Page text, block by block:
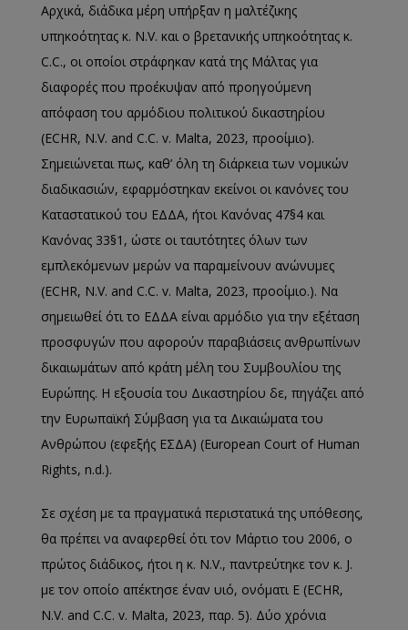
Αρχικά, διάδικα μέρη υπήρξαν η μαλτέζικης
υπηκοότητας κ. N.V. και ο βρετανικής υπηκοότητας κ.
C.C., οι οποίοι στράφηκαν κατά της Μάλτας για
διαφορές που προέκυψαν από προηγούμενη
απόφαση του αρμόδιου πολιτικού δικαστηρίου
(ECHR, N.V. and C.C. v. Malta, 2023, προοίμιο).
Σημειώνεται πως, καθ’ όλη τη διάρκεια των νομικών
διαδικασιών, εφαρμόστηκαν εκείνοι οι κανόνες του
Καταστατικού του ΕΔΔΑ, ήτοι Κανόνας 47§4 και
Κανόνας 33§1, ώστε οι ταυτότητες όλων των
εμπλεκόμενων μερών να παραμείνουν ανώνυμες
(ECHR, N.V. and C.C. v. Malta, 2023, προοίμιο.). Να
σημειωθεί ότι το ΕΔΔΑ είναι αρμόδιο για την εξέταση
προσφυγών που αφορούν παραβιάσεις ανθρωπίνων
δικαιωμάτων από κράτη μέλη του Συμβουλίου της
Ευρώπης. Η εξουσία του Δικαστηρίου δε, πηγάζει από
την Ευρωπαϊκή Σύμβαση για τα Δικαιώματα του
Ανθρώπου (εφεξής ΕΣΔΑ) (European Court of Human
Rights, n.d.).
Σε σχέση με τα πραγματικά περιστατικά της υπόθεσης,
θα πρέπει να αναφερθεί ότι τον Μάρτιο του 2006, ο
πρώτος διάδικος, ήτοι η κ. N.V., παντρεύτηκε τον κ. J.
με τον οποίο απέκτησε έναν υιό, ονόματι Ε (ECHR,
N.V. and C.C. v. Malta, 2023, παρ. 5). Δύο χρόνια